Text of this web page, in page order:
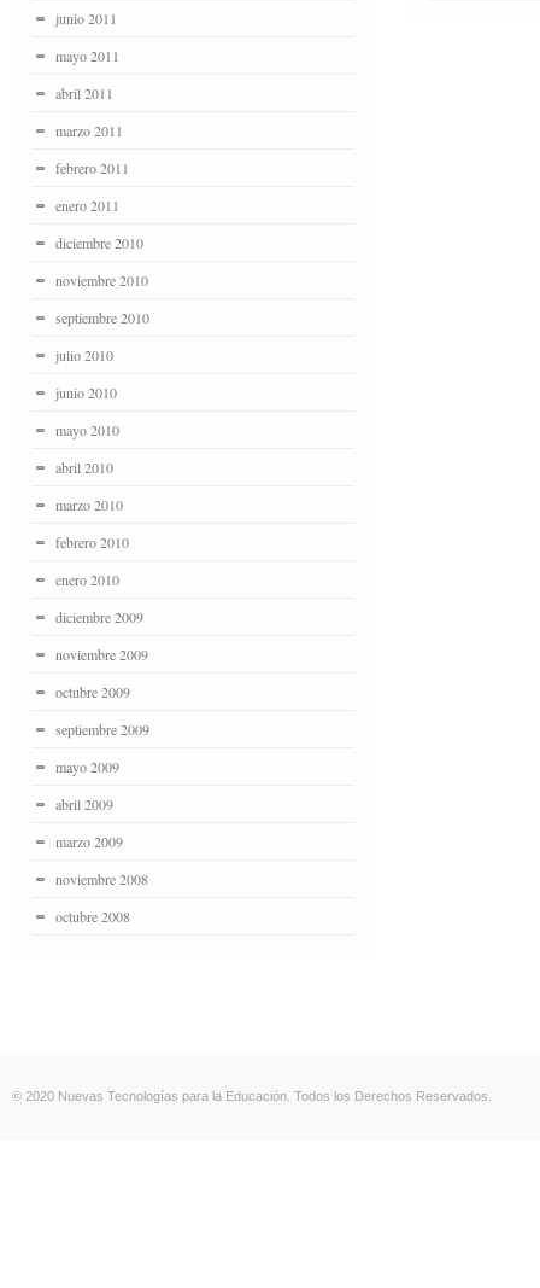
junio 2011
mayo 2011
abril 2011
marzo 2011
febrero 2011
enero 2011
diciembre 2010
noviembre 2010
septiembre 2010
julio 2010
junio 2010
mayo 2010
abril 2010
marzo 2010
febrero 2010
enero 2010
diciembre 2009
noviembre 2009
octubre 2009
septiembre 2009
mayo 2009
abril 2009
marzo 2009
noviembre 2008
octubre 2008
© 2020 Nuevas Tecnologías para la Educación. Todos los Derechos Reservados.